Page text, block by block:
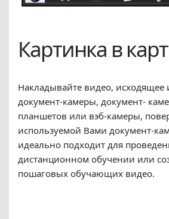
Картинка в
Накладывайте видео, исходящее
документ-камеры, документ-
планшетов или вэб-камеры,
используемой Вами документ-
идеально подходит для
дистанционном обучении или
пошаговых обучающих видео.